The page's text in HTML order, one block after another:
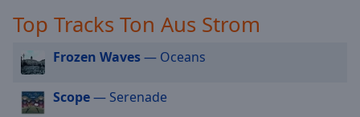
Audio
Picture-
in-
Picture
Top Tracks Ton Aus Strom
Frozen Waves— Oceans
Scope— Serenade